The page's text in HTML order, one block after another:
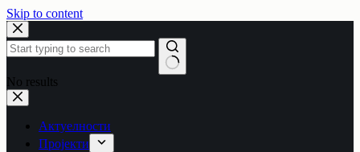
Skip to content
No results
Актуелности
Пројекти